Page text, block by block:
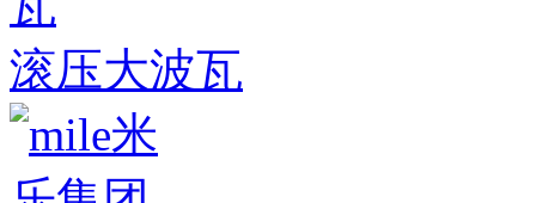
滚压大波瓦